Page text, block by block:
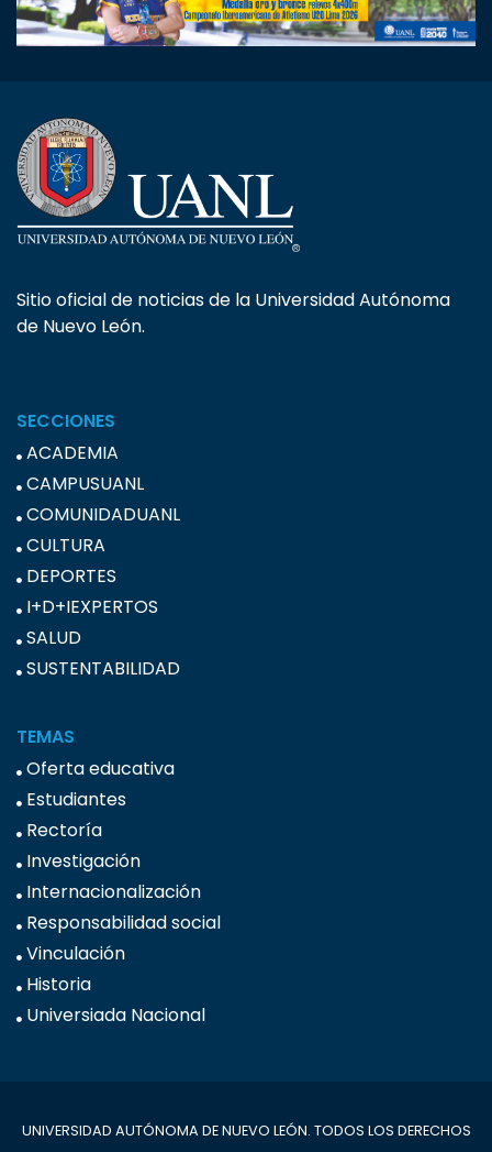
Sitio oficial de noticias de la Universidad Autónoma
de Nuevo León.
SECCIONES
ACADEMIA
CAMPUSUANL
COMUNIDADUANL
CULTURA
DEPORTES
I+D+IEXPERTOS
SALUD
SUSTENTABILIDAD
TEMAS
Oferta educativa
Estudiantes
Rectoría
Investigación
Internacionalización
Responsabilidad social
Vinculación
Historia
Universiada Nacional
UNIVERSIDAD AUTÓNOMA DE NUEVO LEÓN. TODOS LOS DERECHOS